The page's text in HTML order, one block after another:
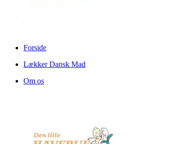
Forside
Lækker Dansk Mad
Om os